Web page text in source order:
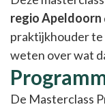
regio Apeldoorn
praktijkhouder te
weten over wat
De Masterclass